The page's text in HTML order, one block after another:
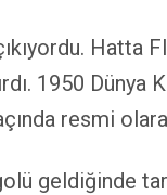
Hatta
1950
resmi
geldiğinde